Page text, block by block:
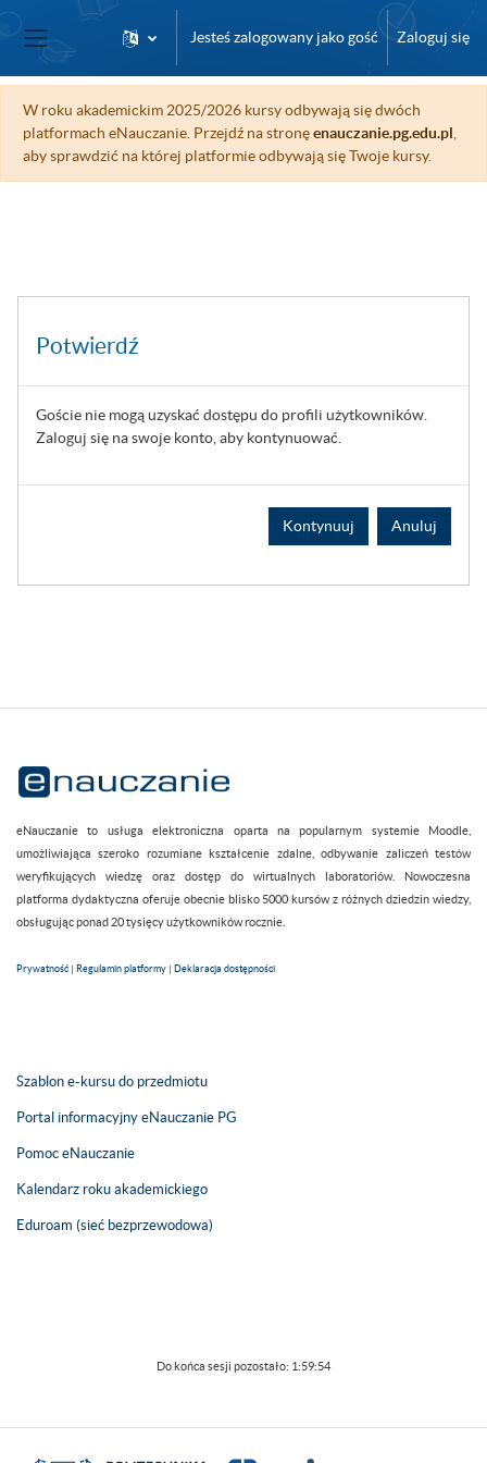
Przejdź do głównej zawartości
Panel boczny
Jesteś zalogowany jako gość Zaloguj się
W roku akademickim 2025/2026 kursy odbywają się dwóch
platformach eNauczanie. Przejdź na stronęenauczanie.pg.edu.pl
aby sprawdzić na której platformie odbywają się Twoje kursy.
Potwierdź
Goście nie mogą uzyskać dostępu do profili użytkowników.
Zaloguj się na swoje konto, aby kontynuować.
Kontynuuj Anuluj
eNauczanie to usługa elektroniczna oparta na popularnym systemie Moodle,
umożliwiająca szeroko rozumiane kształcenie zdalne, odbywanie zaliczeń testów
weryfikujących wiedzę oraz dostęp do wirtualnych laboratoriów. Nowoczesna
platforma dydaktyczna oferuje obecnie blisko 5000 kursów z różnych dziedzin wiedzy,
obsługując ponad 20 tysięcy użytkowników rocznie.
Prywatność | Regulamin platformy | Deklaracja dostępności
Szablon e-kursu do przedmiotu
Portal informacyjny eNauczanie PG
Pomoc eNauczanie
Kalendarz roku akademickiego
Eduroam (sieć bezprzewodowa)
Do końca sesji pozostało: 1:59:54